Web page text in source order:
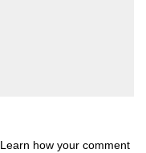
Learn how your comment